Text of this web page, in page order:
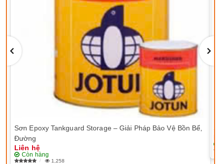
Sơn Epoxy Tankguard Storage – Giải Pháp Bảo Vệ Bồn Bể,
Đường
Liên hệ
Còn hàng
1,258